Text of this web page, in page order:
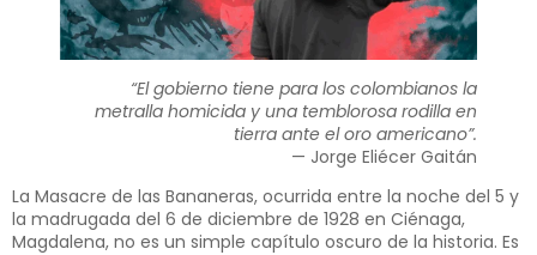
“El gobierno tiene para los colombianos la
metralla homicida y una temblorosa rodilla en
tierra ante el oro americano”.
— Jorge Eliécer Gaitán
La Masacre de las Bananeras, ocurrida entre la noche del 5 y
la madrugada del 6 de diciembre de 1928 en Ciénaga,
Magdalena, no es un simple capítulo oscuro de la historia. Es